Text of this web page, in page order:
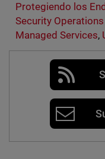
Protegiendo los
Security Operations
Managed Services,